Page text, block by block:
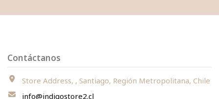
Contáctanos
Store Address, , Santiago, Región Metropolitana, Chile
info@indigostore2.cl